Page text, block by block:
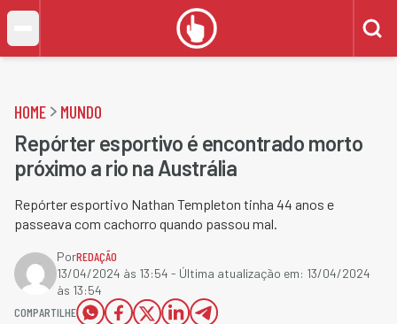
HOME MUNDO
Repórter esportivo é encontrado morto
próximo a rio na Austrália
Repórter esportivo Nathan Templeton tinha 44 anos e
passeava com cachorro quando passou mal.
PorREDAÇÃO
13/04/2024 às 13:54 - Última atualização em: 13/04/2024
às 13:54
COMPARTILHE